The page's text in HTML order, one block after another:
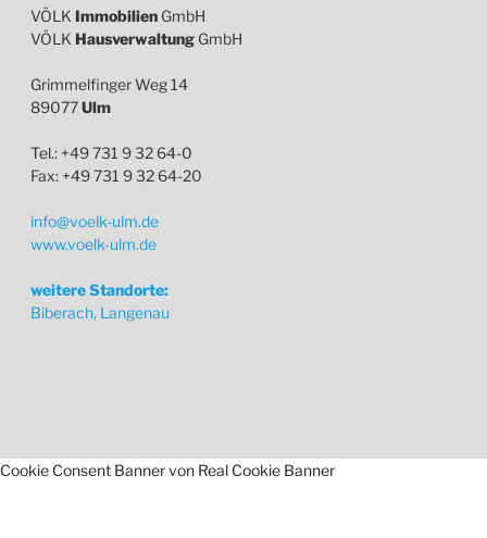
VÖLK Immobilien GmbH
VÖLK Hausverwaltung GmbH
Grimmelfinger Weg 14
89077Ulm
Tel.: +49 731 9 32 64-0
Fax: +49 731 9 32 64-20
info@voelk-ulm.de
www.voelk-ulm.de
weitere Standorte:
Biberach, Langenau
Cookie Consent Banner von Real Cookie Banner